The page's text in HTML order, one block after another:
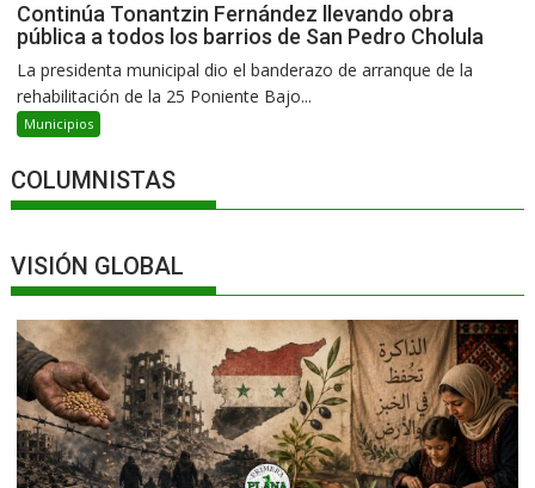
Continúa Tonantzin Fernández llevando obra
pública a todos los barrios de San Pedro Cholula
La presidenta municipal dio el banderazo de arranque de la
rehabilitación de la 25 Poniente Bajo...
Municipios
COLUMNISTAS
VISIÓN GLOBAL